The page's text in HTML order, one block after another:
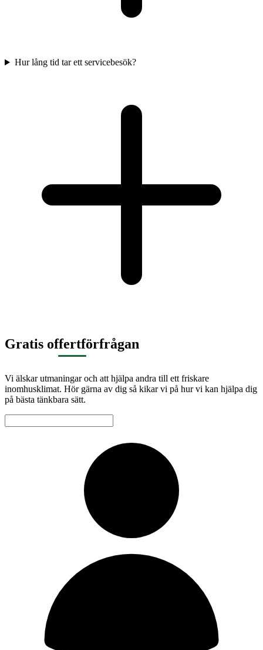
Hur lång tid tar ett servicebesök?
Gratis offertförfrågan
Vi älskar utmaningar och att hjälpa andra till ett friskare
inomhusklimat. Hör gärna av dig så kikar vi på hur vi kan hjälpa dig
på bästa tänkbara sätt.